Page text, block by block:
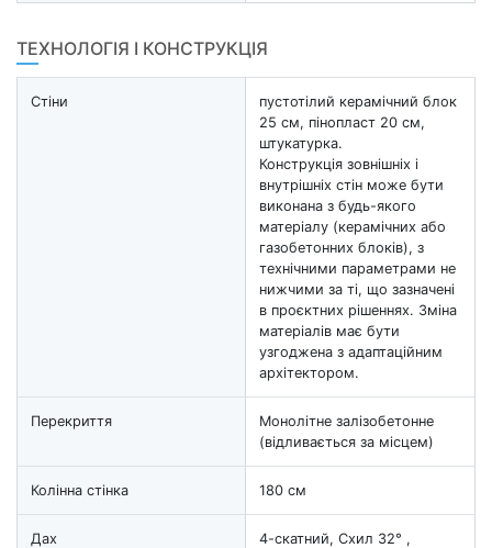
ТЕХНОЛОГІЯ І КОНСТРУКЦІЯ
Стіни
пустотілий керамічний блок
25 см, пінопласт 20 см,
штукатурка.
Конструкція зовнішніх і
внутрішніх стін може бути
виконана з будь-якого
матеріалу (керамічних або
газобетонних блоків), з
технічними параметрами не
нижчими за ті, що зазначені
в проєктних рішеннях. Зміна
матеріалів має бути
узгоджена з адаптаційним
архітектором.
Перекриття
Монолітне залізобетонне
(відливається за місцем)
Колінна стінка 180 см
Дах
4-скатний, Схил 32° ,